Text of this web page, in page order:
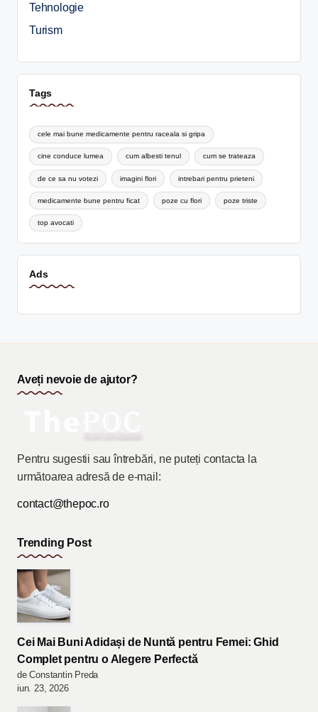
Tehnologie
Turism
Tags
cele mai bune medicamente pentru raceala si gripa
cine conduce lumea cum albesti tenul cum se trateaza
de ce sa nu votezi imagini flori intrebari pentru prieteni
medicamente bune pentru ficat poze cu flori poze triste
top avocati
Ads
Aveți nevoie de ajutor?
Pentru sugestii sau întrebări, ne puteți contacta la
următoarea adresă de e-mail:
contact@thepoc.ro
Trending Post
Cei Mai Buni Adidași de Nuntă pentru Femei: Ghid
Complet pentru o Alegere Perfectă
de Constantin Preda
iun. 23, 2026